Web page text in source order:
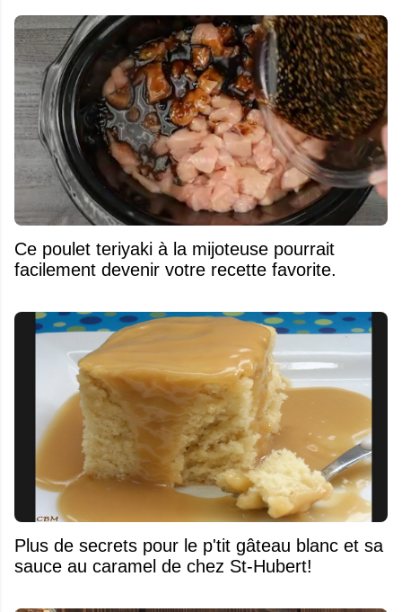
Ce poulet teriyaki à la mijoteuse pourrait
facilement devenir votre recette favorite.
Plus de secrets pour le p'tit gâteau blanc et sa
sauce au caramel de chez St-Hubert!